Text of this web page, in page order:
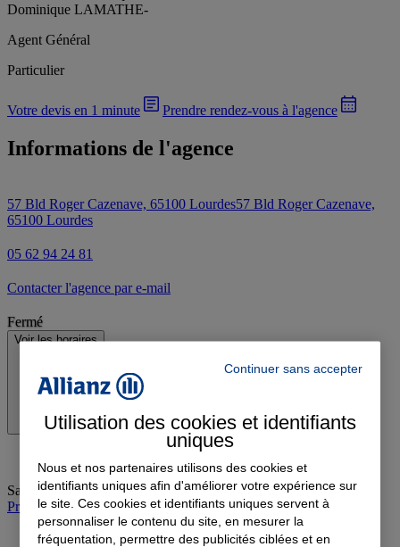
Dominique LAMATHE-
Agent Général
Particulier
Votre devis en 1 minute Prendre rendez-vous à l'agence
Informations de l'agence
57 Bld Roger Cazenave, 65100 Lourdes57 Bld Roger Cazenave,
65100 Lourdes
05 62 94 24 81
Contacter l'agence par e-mail
Fermé
Voir les horaires
Samedi: Fermé
Prendre rendez-vous à l'agence
Continuer sans accepter
Utilisation des cookies et identifiants
uniques
Nous et nos partenaires utilisons des cookies et
identifiants uniques afin d'améliorer votre expérience sur
le site. Ces cookies et identifiants uniques servent à
personnaliser le contenu du site, en mesurer la
fréquentation, permettre des publicités ciblées et en